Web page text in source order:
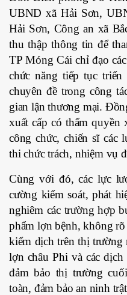
UBND xã Hải Sơn,
Hải Sơn, Công an xã
thu thập thông tin để
TP Móng Cái chỉ đạo
chức năng tiếp tục
chuyên đề trong công
gian lận thương mại.
xuất cấp có thẩm
công chức, chiến sĩ các
thi chức trách, nhiệm vụ
Cùng với đó, các lực
cường kiểm soát, phát
nghiêm các trường hợp
phẩm lợn bệnh, không
kiểm dịch trên thị trường
lợn châu Phi và các
đảm bảo thị trường
toàn, đảm bảo an ninh